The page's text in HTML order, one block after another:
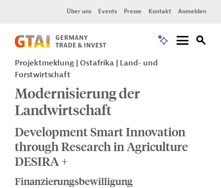
Über uns Events Presse Kontakt Anmelden
Projektmeldung Ostafrika
Land- und
Forstwirtschaft
Modernisierung der
Landwirtschaft
Development Smart Innovation
through Research in Agriculture
DESIRA +
Finanzierungsbewilligung